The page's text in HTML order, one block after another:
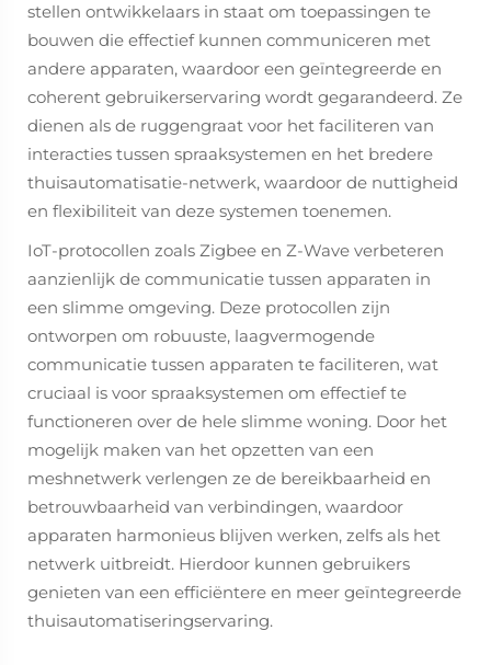
stellen ontwikkelaars in staat om toepassingen te
bouwen die effectief kunnen communiceren met
andere apparaten, waardoor een geïntegreerde en
coherent gebruikerservaring wordt gegarandeerd. Ze
dienen als de ruggengraat voor het faciliteren van
interacties tussen spraaksystemen en het bredere
thuisautomatisatie-netwerk, waardoor de nuttigheid
en flexibiliteit van deze systemen toenemen.
IoT-protocollen zoals Zigbee en Z-Wave verbeteren
aanzienlijk de communicatie tussen apparaten in
een slimme omgeving. Deze protocollen zijn
ontworpen om robuuste, laagvermogende
communicatie tussen apparaten te faciliteren, wat
cruciaal is voor spraaksystemen om effectief te
functioneren over de hele slimme woning. Door het
mogelijk maken van het opzetten van een
meshnetwerk verlengen ze de bereikbaarheid en
betrouwbaarheid van verbindingen, waardoor
apparaten harmonieus blijven werken, zelfs als het
netwerk uitbreidt. Hierdoor kunnen gebruikers
genieten van een efficiëntere en meer geïntegreerde
thuisautomatiseringservaring.